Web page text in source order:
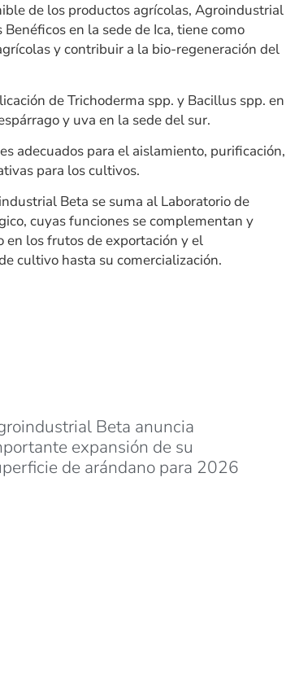
de los productos agrícolas, Agroindustrial
en la sede de Ica, tiene como
y contribuir a la bio-regeneración del
de Trichoderma spp. y Bacillus spp. en
y uva en la sede del sur.
adecuados para el aislamiento, purificación,
para los cultivos.
Beta se suma al Laboratorio de
cuyas funciones se complementan y
en los frutos de exportación y el
cultivo hasta su comercialización.
Beta anuncia
expansión de su
de arándano para 2026